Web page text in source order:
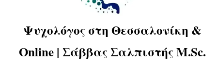
Ψυχολόγος στη Θεσσαλονίκη &
Online | Σάββας Σαλπιστής M.Sc.